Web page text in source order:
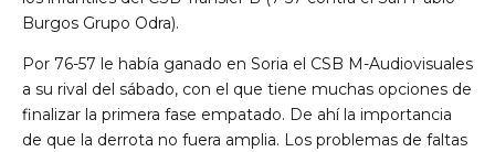
Burgos Grupo Odra).
Por 76-57 le había ganado en Soria el CSB M-Audiovisuales
a su rival del sábado, con el que tiene muchas opciones de
finalizar la primera fase empatado. De ahí la importancia
de que la derrota no fuera amplia. Los problemas de faltas